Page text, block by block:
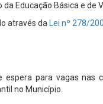
Educação Básica e de
através da
Lei nº 278/
espera para vagas
no Município.